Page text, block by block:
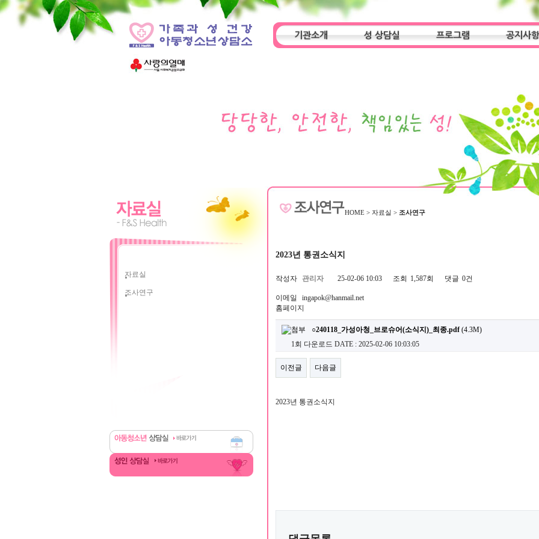
기관소개 성 상담실 프로그램 공지사항
자료실
조사연구
HOME > 자료실 > 조사연구
2023년 통권소식지
작성자 관리자 25-02-06 10:03 조회 1,587회 댓글 0건
이메일
ingapok@hanmail.net
홈페이지
○240118_가성아청_브로슈어(소식지)_최종.pdf(4.3M)
1회 다운로드 DATE : 2025-02-06 10:03:05
이전글 다음글
2023년 통권소식지